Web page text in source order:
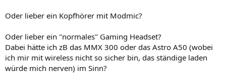
Oder lieber ein Kopfhörer mit Modmic?
Oder lieber ein "normales" Gaming Headset?
Dabei hätte ich zB das MMX 300 oder das Astro A50 (wobei
ich mir mit wireless nicht so sicher bin, das ständige laden
würde mich nerven) im Sinn?